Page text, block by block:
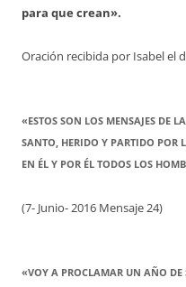
para que crean».
Oración recibida por Isabel el
«ESTOS SON LOS MENSAJES DE
SANTO, HERIDO Y PARTIDO POR
EN ÉL Y POR ÉL TODOS LOS
(7- Junio- 2016 Mensaje 24)
«VOY A PROCLAMAR UN AÑO DE